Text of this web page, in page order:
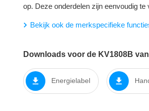
op. Deze onderdelen zijn eenvoudig
Bekijk ook de merkspecifieke
Downloads voor de KV1808B
Energielabel